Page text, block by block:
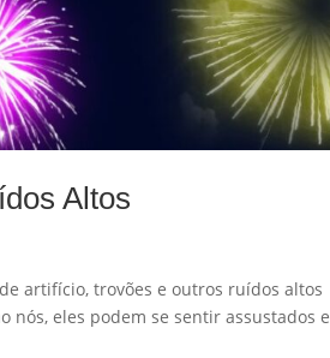
Altos
artifício, trovões e outros ruídos altos
nós, eles podem se sentir assustados e